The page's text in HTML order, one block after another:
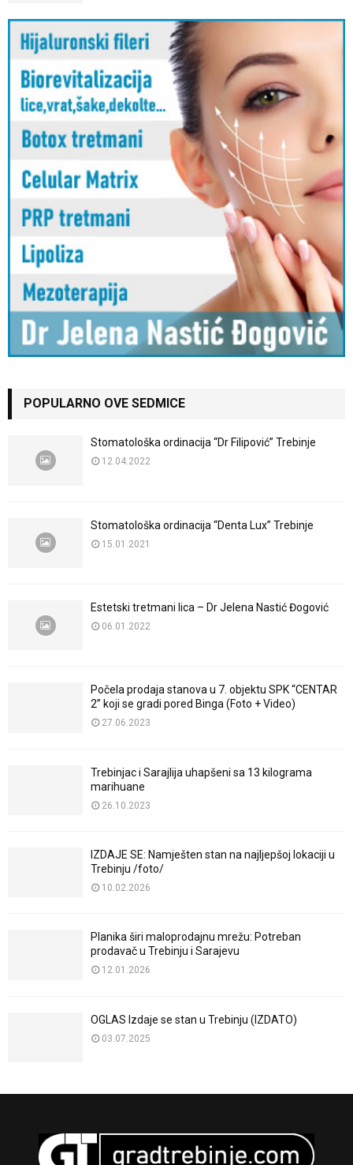
POPULARNO OVE SEDMICE
Stomatološka ordinacija “Dr Filipović” Trebinje
12.04.2022
Stomatološka ordinacija “Denta Lux” Trebinje
15.01.2021
Estetski tretmani lica – Dr Jelena Nastić Đogović
06.01.2022
Počela prodaja stanova u 7. objektu SPK “CENTAR
2” koji se gradi pored Binga (Foto + Video)
27.06.2023
Trebinjac i Sarajlija uhapšeni sa 13 kilograma
marihuane
26.10.2023
IZDAJE SE: Namješten stan na najljepšoj lokaciji u
Trebinju /foto/
10.02.2026
Planika širi maloprodajnu mrežu: Potreban
prodavač u Trebinju i Sarajevu
12.01.2026
OGLAS Izdaje se stan u Trebinju (IZDATO)
03.07.2025